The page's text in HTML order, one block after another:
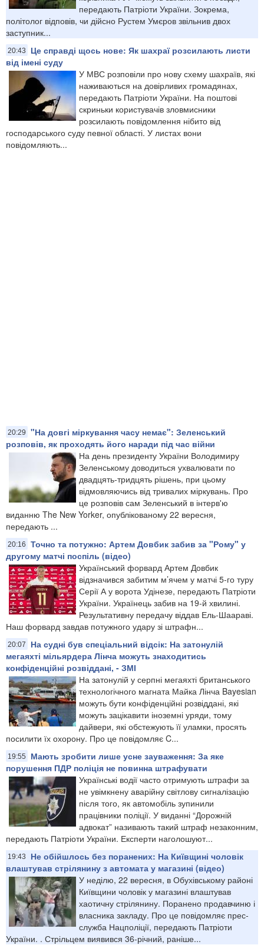
передають Патріоти України. Зокрема,
політолог відповів, чи дійсно Рустем Умєров звільнив двох
заступник...
20:43
Це справді щось нове: Як шахраї розсилають листи
від імені суду
У МВС розповіли про нову схему шахраїв, які
наживаються на довірливих громадянах,
передають Патріоти України. На поштові
скриньки користувачів зловмисники
розсилають повідомлення нібито від
господарського суду певної області. У листах вони
повідомляють...
20:29
"На довгі міркування часу немає": Зеленський
розповів, як проходять його наради під час війни
На день президенту України Володимиру
Зеленському доводиться ухвалювати по
двадцять-тридцять рішень, при цьому
відмовляючись від тривалих міркувань. Про
це розповів сам Зеленський в інтерв'ю
виданню The New Yorker, опублікованому 22 вересня,
передають ...
20:16
Точно та потужно: Артем Довбик забив за "Рому" у
другому матчі поспіль (відео)
Український форвард Артем Довбик
відзначився забитим м’ячем у матчі 5-го туру
Серії А у ворота Удінезе, передають Патріоти
України. Українець забив на 19-й хвилині.
Результативну передачу віддав Ель-Шаараві.
Наш форвард завдав потужного удару зі штрафн...
20:07
На судні був спеціальний відсік: На затонулій
мегаяхті мільярдера Лінча можуть знаходитись
конфіденційні розвіддані, - ЗМІ
На затонулій у серпні мегаяхті британського
технологічного магната Майка Лінча Bayesian
можуть бути конфіденційні розвіддані, які
можуть зацікавити іноземні уряди, тому
дайвери, які обстежують її уламки, просять
посилити їх охорону. Про це повідомляє C...
19:55
Мають зробити лише усне зауваження: За яке
порушення ПДР поліція не повинна штрафувати
Українські водії часто отримують штрафи за
не увімкнену аварійну світлову сигналізацію
після того, як автомобіль зупинили
працівники поліції. У виданні “Дорожній
адвокат” називають такий штраф незаконним,
передають Патріоти України. Експерти наголошуют...
19:43
Не обійшлось без поранених: На Київщині чоловік
влаштував стрілянину з автомата у магазині (відео)
У неділю, 22 вересня, в Обухівському районі
Київщини чоловік у магазині влаштував
хаотичну стрілянину. Поранено продавчиню і
власника закладу. Про це повідомляє прес-
служба Нацполіції, передають Патріоти
України. . Стрільцем виявився 36-річний, раніше...